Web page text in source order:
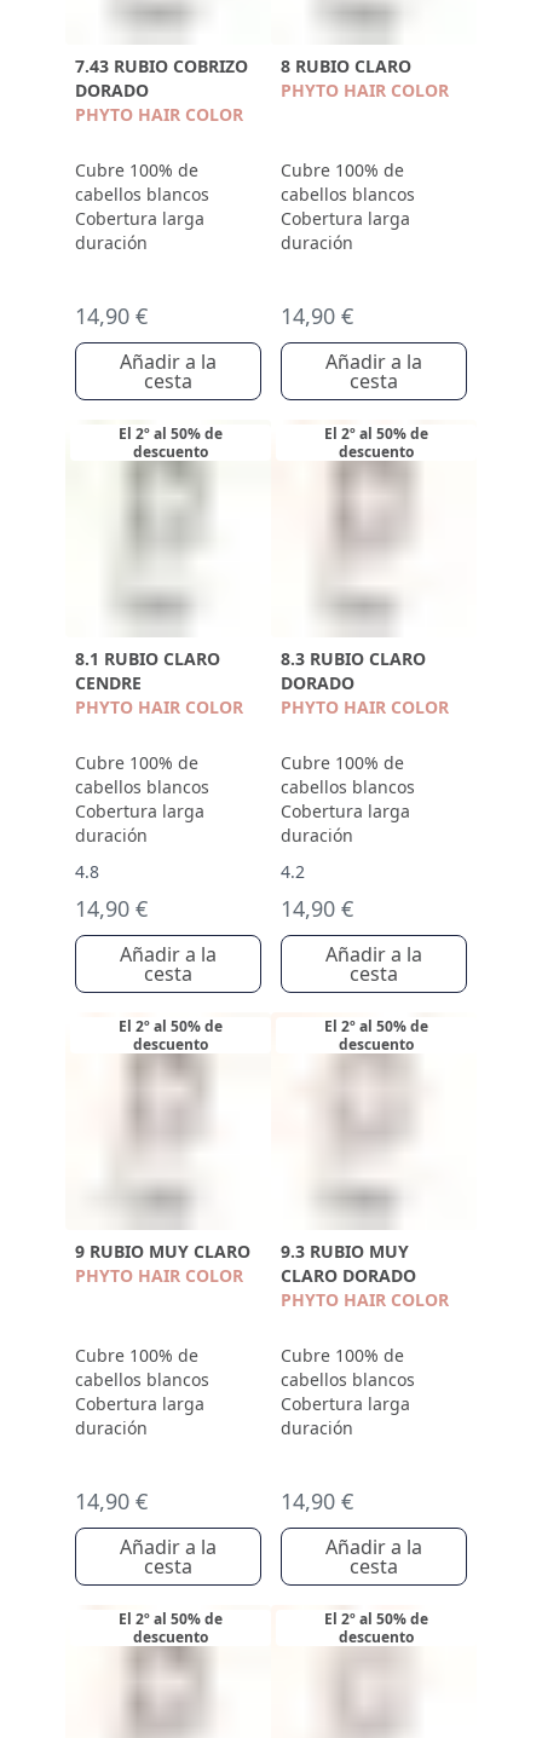
7.43 RUBIO COBRIZO
DORADO
PHYTO HAIR COLOR
Cubre 100% de
cabellos blancos
Cobertura larga
duración
14,90 €
Añadir a la
cesta
8 RUBIO CLARO
PHYTO HAIR COLOR
Cubre 100% de
cabellos blancos
Cobertura larga
duración
14,90 €
Añadir a la
cesta
El 2º al 50% de
descuento
8.1 RUBIO CLARO
CENDRE
PHYTO HAIR COLOR
Cubre 100% de
cabellos blancos
Cobertura larga
duración
4.8
14,90 €
Añadir a la
cesta
El 2º al 50% de
descuento
8.3 RUBIO CLARO
DORADO
PHYTO HAIR COLOR
Cubre 100% de
cabellos blancos
Cobertura larga
duración
4.2
14,90 €
Añadir a la
cesta
El 2º al 50% de
descuento
9 RUBIO MUY CLARO
PHYTO HAIR COLOR
Cubre 100% de
cabellos blancos
Cobertura larga
duración
14,90 €
Añadir a la
cesta
El 2º al 50% de
descuento
9.3 RUBIO MUY
CLARO DORADO
PHYTO HAIR COLOR
Cubre 100% de
cabellos blancos
Cobertura larga
duración
14,90 €
Añadir a la
cesta
El 2º al 50% de
descuento
El 2º al 50% de
descuento